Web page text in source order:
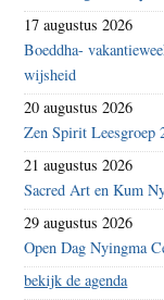
17 augustus 2026
Boeddha-
wijsheid
20 augustus 2026
Zen Spirit Leesgroep
21 augustus 2026
Sacred Art en Kum
29 augustus 2026
Open Dag Nyingma
bekijk de agenda